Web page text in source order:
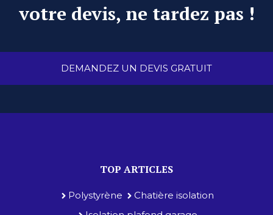
votre devis, ne tardez pas !
DEMANDEZ UN DEVIS GRATUIT
TOP ARTICLES
Polystyrène
Chatière isolation